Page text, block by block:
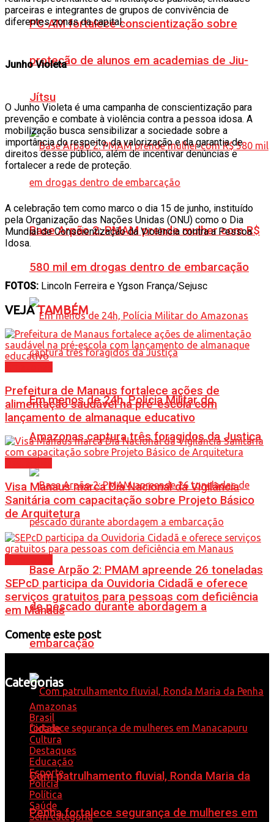
PC-AM fortalece conscientização sobre
proteção de alunos em academias de Jiu-
Jítsu
Base Arpão 2: PMAM prende mulher com R$
580 mil em drogas dentro de embarcação
Em menos de 24h, Polícia Militar do
Amazonas captura três foragidos da Justiça
Base Arpão 2: PMAM apreende 26 toneladas
de pescado durante abordagem a
embarcação
Com patrulhamento fluvial, Ronda Maria da
Penha fortalece segurança de mulheres em
parceiras e integrantes de grupos de convivência de
diferentes zonas da capital.
Junho Violeta
O Junho Violeta é uma campanha de conscientização para
prevenção e combate à violência contra a pessoa idosa. A
mobilização busca sensibilizar a sociedade sobre a
importância do respeito, da valorização e da garantia de
direitos desse público, além de incentivar denúncias e
fortalecer a rede de proteção.
A celebração tem como marco o dia 15 de junho, instituído
pela Organização das Nações Unidas (ONU) como o Dia
Mundial de Conscientização da Violência contra a Pessoa
Idosa.
FOTOS: Lincoln Ferreira e Ygson França/Sejusc
VEJATAMBÉM
Prefeitura de Manaus fortalece ações de
alimentação saudável na pré-escola com
lançamento de almanaque educativo
Visa Manaus marca Dia Nacional da Vigilância
Sanitária com capacitação sobre Projeto Básico
de Arquitetura
SEPcD participa da Ouvidoria Cidadã e oferece
serviços gratuitos para pessoas com deficiência
em Manaus
Comente este post
Categorias
Amazonas
Brasil
Cidade
Cultura
Destaques
Educação
Esporte
Polícia
Política
Saúde
Sem categoria